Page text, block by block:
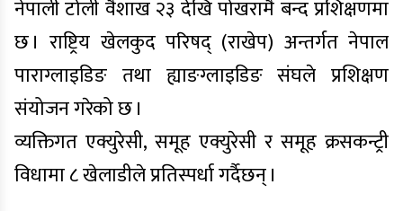
नेपाली टोली वैशाख २३ देखि पोखरामै बन्द प्रशिक्षणमा
छ । राष्ट्रिय खेलकुद परिषद् (राखेप) अन्तर्गत नेपाल
पाराग्लाइडिङ तथा ह्याङग्लाइडिङ संघले प्रशिक्षण
संयोजन गरेको छ ।
व्यक्तिगत एक्युरेसी, समूह एक्युरेसी र समूह क्रसकन्ट्री
विधामा ८ खेलाडीले प्रतिस्पर्धा गर्दैछन् ।